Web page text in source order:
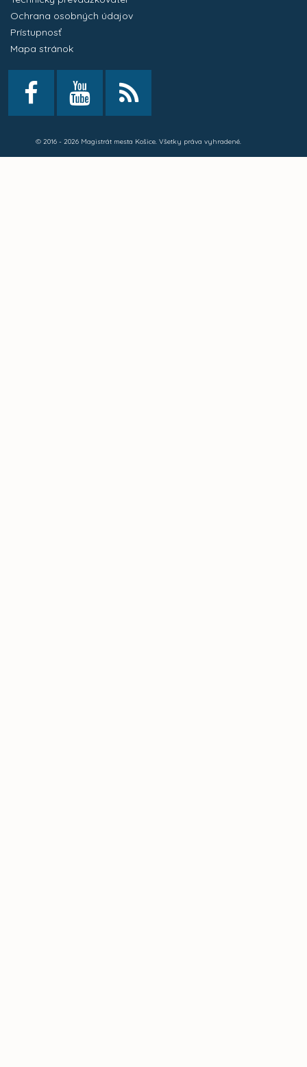
Ochrana osobných údajov
Prístupnosť
Mapa stránok
© 2016 - 2026 Magistrát mesta Košice. Všetky práva vyhradené.